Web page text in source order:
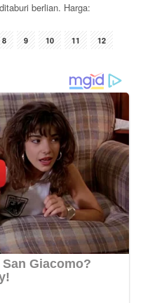
berlian. Harga:
8 9 10 11
12